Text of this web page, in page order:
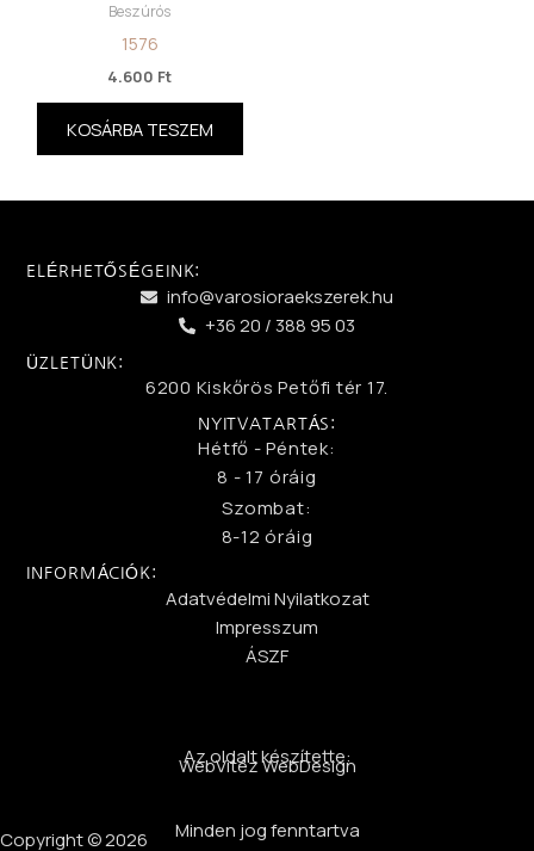
Beszúrós
1576
4.600 Ft
KOSÁRBA TESZEM
ELÉRHETŐSÉGEINK:
info@varosioraekszerek.hu
+36 20 / 388 95 03
ÜZLETÜNK:
6200 Kiskőrös Petőfi tér 17.
NYITVATARTÁS:
Hétfő - Péntek:
8 - 17 óráig
Szombat:
8-12 óráig
INFORMÁCIÓK:
Adatvédelmi Nyilatkozat
Impresszum
ÁSZF
Az oldalt készítette:
WebVitéz WebDesign
Minden jog fenntartva
Copyright © 2026